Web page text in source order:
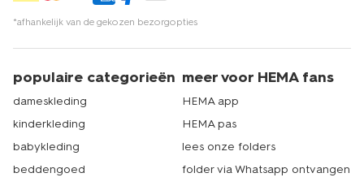
eenvoudig in je mandje en je ontvangt je bestelling snel
bij je thuis. Hoef jij de deur niet uit en heb je binnen de
kortste keren een fijne nieuwe t-shirt bh. Echt HEMA.
*afhankelijk van de gekozen bezorgopties
populaire categorieën
dameskleding
kinderkleding
babykleding
beddengoed
meer voor HEMA fans
HEMA app
HEMA pas
lees onze folders
folder via Whatsapp ontvangen